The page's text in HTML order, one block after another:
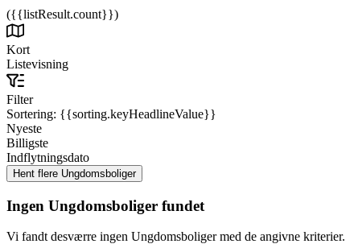
({{listResult.count}})
Kort
Listevisning
Filter
Sortering: {{sorting.keyHeadlineValue}}
Nyeste
Billigste
Indflytningsdato
Ingen Ungdomsboliger fundet
Vi fandt desværre ingen Ungdomsboliger med de angivne kriterier.